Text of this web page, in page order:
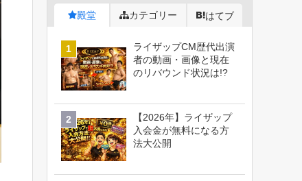
殿堂 カテゴリー はてブ
ライザップCM歴代出演
者の動画・画像と現在
のリバウンド状況は!?
【2026年】ライザップ
入会金が無料になる方
法大公開